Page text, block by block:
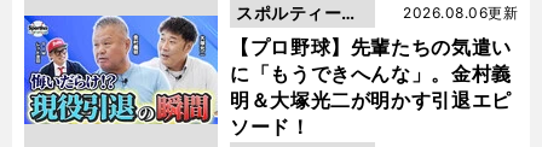
【プロ野球】先輩たちの気遣い
に「もうできへんな」。金村義
明＆大塚光二が明かす引退エピ
ソード！
2026.08.06更新
スポルティーバ
動画